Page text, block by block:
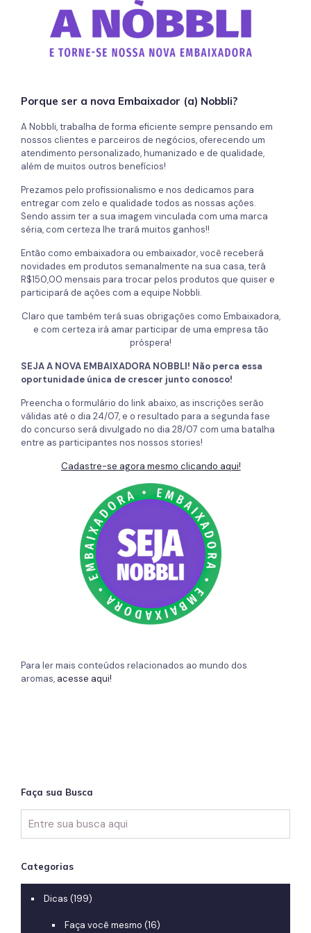
Porque ser a nova Embaixador (a) Nobbli?
A Nobbli, trabalha de forma eficiente sempre pensando em
nossos clientes e parceiros de negócios, oferecendo um
atendimento personalizado, humanizado e de qualidade,
além de muitos outros benefícios!
Prezamos pelo profissionalismo e nos dedicamos para
entregar com zelo e qualidade todos as nossas ações.
Sendo assim ter a sua imagem vinculada com uma marca
séria, com certeza lhe trará muitos ganhos!!
Então como embaixadora ou embaixador, você receberá
novidades em produtos semanalmente na sua casa, terá
R$150,00 mensais para trocar pelos produtos que quiser e
participará de ações com a equipe Nobbli.
Claro que também terá suas obrigações como Embaixadora,
e com certeza irá amar participar de uma empresa tão
próspera!
SEJA A NOVA EMBAIXADORA NOBBLI! Não perca essa
oportunidade única de crescer junto conosco!
Preencha o formulário do link abaixo, as inscrições serão
válidas até o dia 24/07, e o resultado para a segunda fase
do concurso será divulgado no dia 28/07 com uma batalha
entre as participantes nos nossos stories!
Cadastre-se agora mesmo clicando aqui!
Para ler mais conteúdos relacionados ao mundo dos
aromas, acesse aqui!
Faça sua Busca
Categorias
Dicas (199)
Faça você mesmo (16)